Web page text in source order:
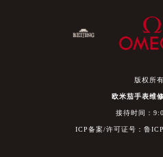
版权所有
欧米茄手表维
接待时间：
ICP备案/许可证号：鲁